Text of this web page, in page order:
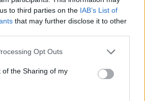
to third parties on the IAB’s List of
that may further disclose it to other
Opt Outs
of the Sharing of my